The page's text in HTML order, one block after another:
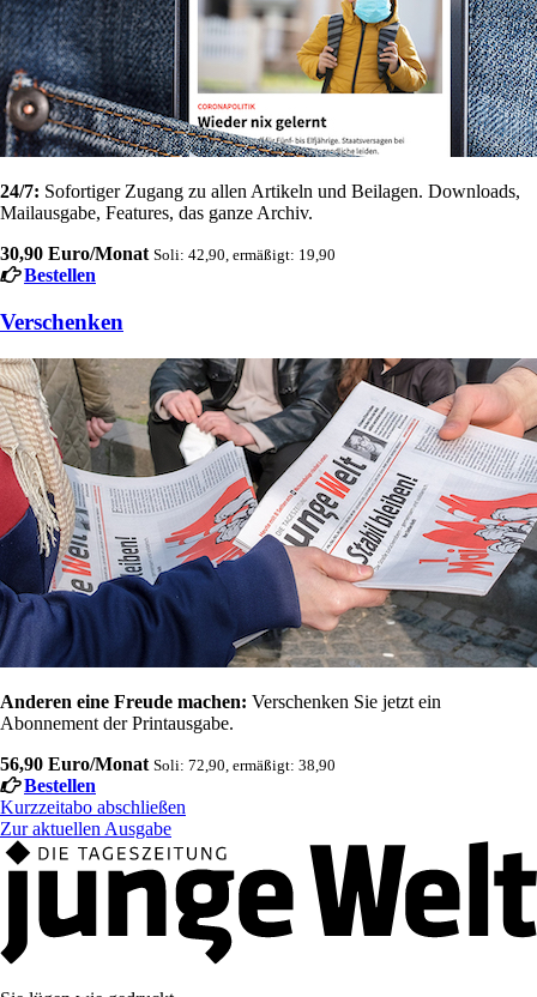
24/7: Sofortiger Zugang zu allen Artikeln und Beilagen. Downloads,
Mailausgabe, Features, das ganze Archiv.
30,90 Euro/Monat Soli: 42,90, ermäßigt: 19,90
Bestellen
Verschenken
Anderen eine Freude machen: Verschenken Sie jetzt ein
Abonnement der Printausgabe.
56,90 Euro/Monat Soli: 72,90, ermäßigt: 38,90
Bestellen
Kurzzeitabo abschließen
Zur aktuellen Ausgabe